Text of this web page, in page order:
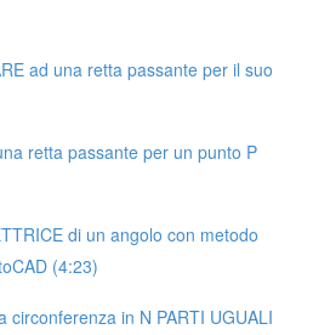
ad una retta passante per il suo
retta passante per un punto P
di un angolo con metodo
(4:23)
circonferenza in N PARTI UGUALI